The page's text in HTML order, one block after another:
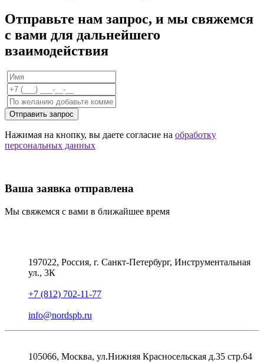
Отправьте нам запрос, и мы свяжемся
с вами для дальнейшего
взаимодействия
Отправить запрос
Нажимая на кнопку, вы даете согласие на обработку
персональных данных
Ваша заявка отправлена
Мы свяжемся с вами в ближайшее время
197022, Россия, г. Санкт-Петербург, Инструментальная
ул., 3К
+7 (812) 702-11-77
info@nordspb.ru
105066, Москва, ул.Нижняя Красносельская д.35 стр.64